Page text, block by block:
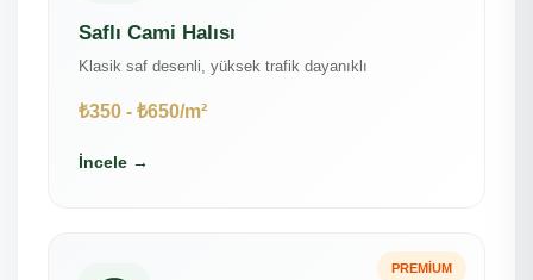
Saflı Cami Halısı
Klasik saf desenli, yüksek trafik dayanıklı
₺350 - ₺650/m²
İncele →
PREMIUM